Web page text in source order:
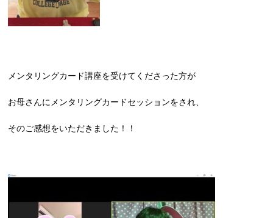
メンタリングカード講座を受けてくださった方が
お母さんにメンタリングカードセッションをされ、
そのご感想をいただきました！！